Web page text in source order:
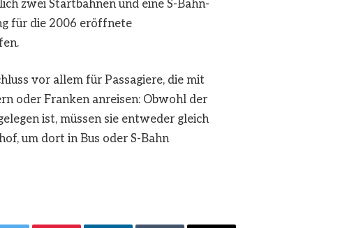
zwei Startbahnen und eine S-Bahn-
für die 2006 eröffnete
vor allem für Passagiere, die mit
oder Franken anreisen: Obwohl der
ist, müssen sie entweder gleich
um dort in Bus oder S-Bahn